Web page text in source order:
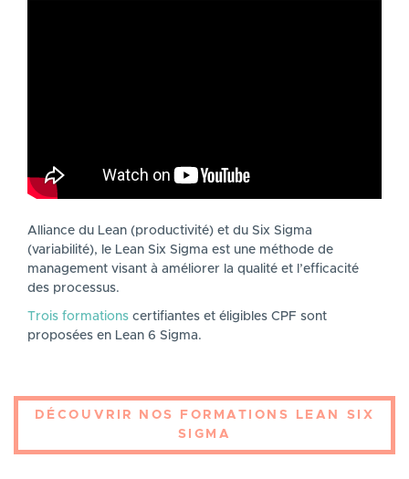
DESCRIPTION
Alliance du Lean (productivité) et du Six Sigma
(variabilité), le Lean Six Sigma est une méthode de
management visant à améliorer la qualité et l’efficacité
des processus.
Trois formations certifiantes et éligibles CPF sont
proposées en Lean 6 Sigma.
DÉCOUVRIR NOS FORMATIONS LEAN SIX
SIGMA